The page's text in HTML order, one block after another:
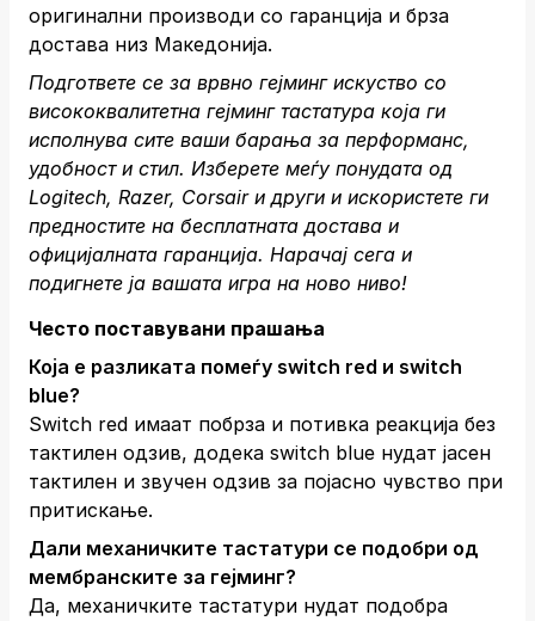
оригинални производи со гаранција и брза
достава низ Македонија.
Подгответе се за врвно гејминг искуство со
висококвалитетна гејминг тастатура која ги
исполнува сите ваши барања за перформанс,
удобност и стил. Изберете меѓу понудата од
Logitech, Razer, Corsair и други и искористете ги
предностите на бесплатната достава и
официјалната гаранција. Нарачај сега и
подигнете ја вашата игра на ново ниво!
Често поставувани прашања
Која е разликата помеѓу switch red и switch
blue?
Switch red имаат побрза и потивка реакција без
тактилен одзив, додека switch blue нудат јасен
тактилен и звучен одзив за појасно чувство при
притискање.
Дали механичките тастатури се подобри од
мембранските за гејминг?
Да, механичките тастатури нудат подобра